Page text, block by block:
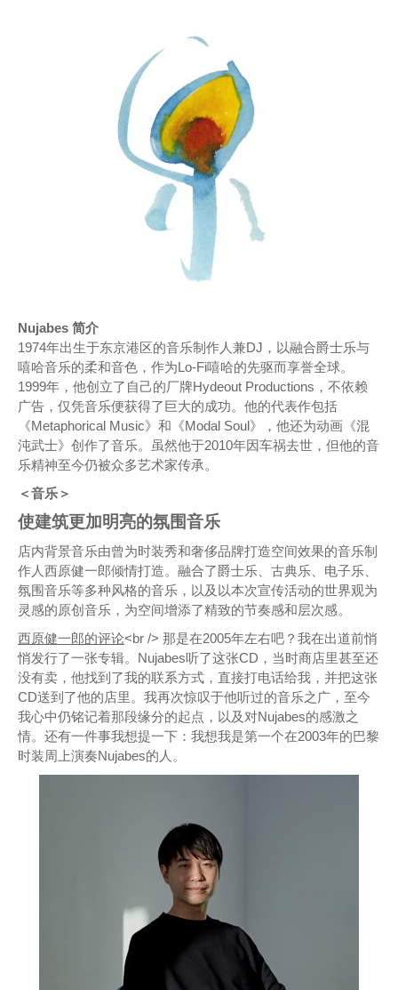
Nujabes 简介
1974年出生于东京港区的音乐制作人兼DJ，以融合爵士乐与
嘻哈音乐的柔和音色，作为Lo-Fi嘻哈的先驱而享誉全球。
1999年，他创立了自己的厂牌Hydeout Productions，不依赖
广告，仅凭音乐便获得了巨大的成功。他的代表作包括
《Metaphorical Music》和《Modal Soul》，他还为动画《混
沌武士》创作了音乐。虽然他于2010年因车祸去世，但他的音
乐精神至今仍被众多艺术家传承。
＜音乐＞
使建筑更加明亮的氛围音乐
店内背景音乐由曾为时装秀和奢侈品牌打造空间效果的音乐制
作人西原健一郎倾情打造。融合了爵士乐、古典乐、电子乐、
氛围音乐等多种风格的音乐，以及以本次宣传活动的世界观为
灵感的原创音乐，为空间增添了精致的节奏感和层次感。
西原健一郎的评论<br /> 那是在2005年左右吧？我在出道前悄
悄发行了一张专辑。Nujabes听了这张CD，当时商店里甚至还
没有卖，他找到了我的联系方式，直接打电话给我，并把这张
CD送到了他的店里。我再次惊叹于他听过的音乐之广，至今
我心中仍铭记着那段缘分的起点，以及对Nujabes的感激之
情。还有一件事我想提一下：我想我是第一个在2003年的巴黎
时装周上演奏Nujabes的人。